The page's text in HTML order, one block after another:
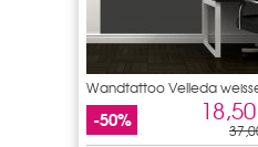
Wandtattoo Velleda
-50%